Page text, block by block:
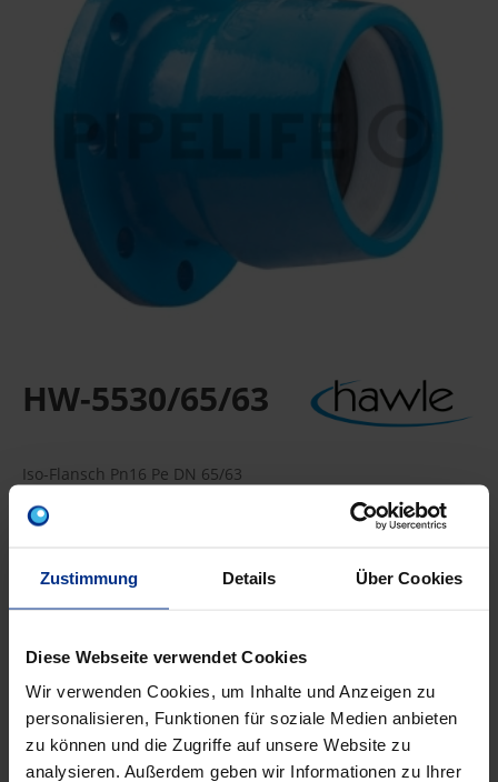
Zustimmung Details Über Cookies
Diese Webseite verwendet Cookies
Wir verwenden Cookies, um Inhalte und Anzeigen zu
personalisieren, Funktionen für soziale Medien anbieten
zu können und die Zugriffe auf unsere Website zu
analysieren. Außerdem geben wir Informationen zu Ihrer
HW-5530/65/63
Iso-Flansch Pn16 Pe DN 65/63
Für PE-Rohre nach EN 12201, DIN 8074
MINUS PLUS